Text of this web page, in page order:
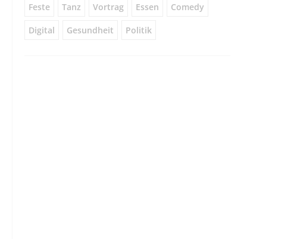
Feste Tanz Vortrag Essen Comedy
Digital Gesundheit Politik